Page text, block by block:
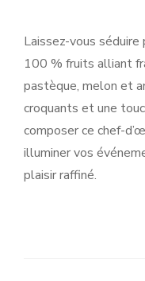
Laissez-vous
100 % fruits alliant
pastèque, melon et
croquants et une
composer ce chef-
illuminer vos
plaisir raffiné.